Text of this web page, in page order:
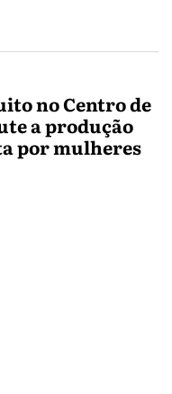
no Centro de
a produção
por mulheres